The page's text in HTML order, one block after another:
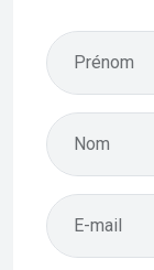
Prénom
Nom
E-mail